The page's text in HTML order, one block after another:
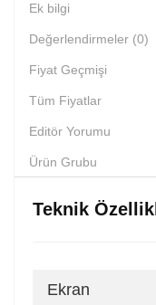
Ek bilgi
Değerlendirmeler (0)
Fiyat Geçmişi
Tüm Fiyatlar
Editör Yorumu
Ürün Grubu
Teknik
Ekran